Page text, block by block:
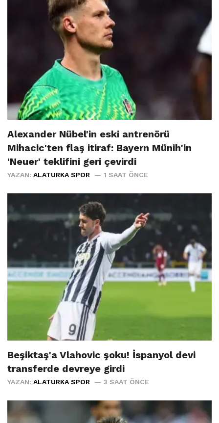
Alexander Nübel'in eski antrenörü
Mihacic'ten flaş itiraf: Bayern Münih'in
'Neuer' teklifini geri çevirdi
YAZAN: ALATURKA SPOR 1 SAAT ÖNCE
Beşiktaş'a Vlahovic şoku! İspanyol devi
transferde devreye girdi
YAZAN: ALATURKA SPOR 3 SAAT ÖNCE